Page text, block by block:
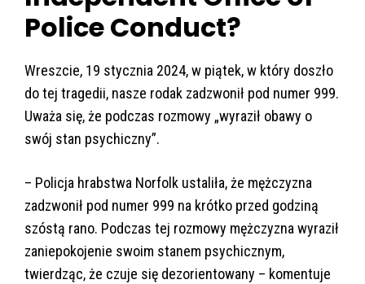
Police Conduct?
Wreszcie, 19 stycznia 2024, w piątek, w który doszło
do tej tragedii, nasze rodak zadzwonił pod numer 999.
Uważa się, że podczas rozmowy „wyraził obawy o
swój stan psychiczny”.
– Policja hrabstwa Norfolk ustaliła, że mężczyzna
zadzwonił pod numer 999 na krótko przed godziną
szóstą rano. Podczas tej rozmowy mężczyzna wyraził
zaniepokojenie swoim stanem psychicznym,
twierdząc, że czuje się dezorientowany – komentuje